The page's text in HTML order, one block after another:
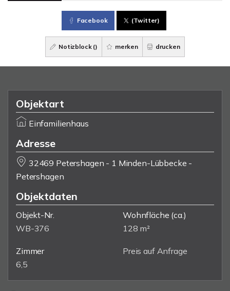
Facebook (Twitter)
Notizblock () merken drucken
Objektart
Einfamilienhaus
Adresse
32469 Petershagen - 1 Minden-Lübbecke -
Petershagen
Objektdaten
Objekt-Nr.
WB-376
Wohnfläche (ca.)
128 m²
Zimmer
6,5
Preis auf Anfrage